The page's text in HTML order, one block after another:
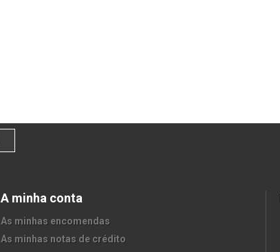
A minha conta
As minhas encomendas
As minhas notas de crédito